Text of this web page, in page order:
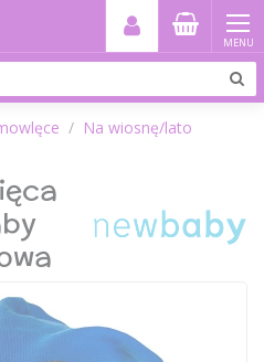
MENU
Na wiosnę/lato